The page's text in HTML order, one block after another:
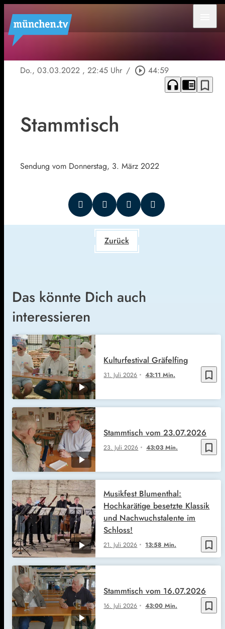
Do., 03.03.2022 , 22:45 Uhr / play_circle_outline 44:59
headphones chrome_reader_mode bookmark_border
Stammtisch
Sendung vom Donnerstag, 3. März 2022
Zurück
Das könnte Dich auch
interessieren
bookmark_border
31. Juli 2026 43:11 Min.
Kulturfestival Gräfelfing
bookmark_border
23. Juli 2026 43:03 Min.
Stammtisch vom 23.07.2026
bookmark_border
21. Juli 2026 13:58 Min.
Musikfest Blumenthal:
Hochkarätige besetzte Klassik
und Nachwuchstalente im
Schloss!
bookmark_border
16. Juli 2026 43:00 Min.
Stammtisch vom 16.07.2026